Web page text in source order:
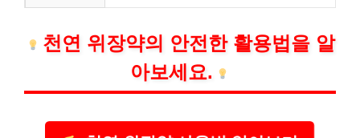
천연 위장약의 안전한 활용법을 알
아보세요.